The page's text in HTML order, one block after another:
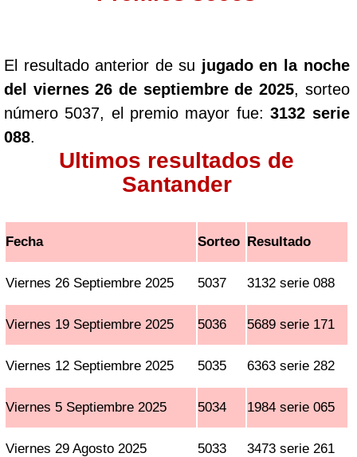
El resultado anterior de su jugado en la noche
del viernes 26 de septiembre de 2025, sorteo
número 5037, el premio mayor fue:3132 serie
088.
Ultimos resultados de
Santander
Fecha Sorteo Resultado
Viernes 26 Septiembre 2025 5037 3132 serie 088
Viernes 19 Septiembre 2025 5036 5689 serie 171
Viernes 12 Septiembre 2025 5035 6363 serie 282
Viernes 5 Septiembre 2025 5034 1984 serie 065
Viernes 29 Agosto 2025 5033 3473 serie 261